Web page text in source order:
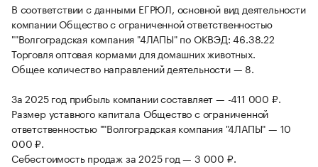
В соответствии с данными ЕГРЮЛ, основной вид деятельности
компании Общество с ограниченной ответственностью
""Волгоградская компания "4ЛАПЫ" по ОКВЭД: 46.38.22
Торговля оптовая кормами для домашних животных.
Общее количество направлений деятельности — 8.
За 2025 год прибыль компании составляет — -411 000 ₽.
Размер уставного капитала Общество с ограниченной
ответственностью ""Волгоградская компания "4ЛАПЫ" — 10
000 ₽.
Себестоимость продаж за 2025 год — 3 000 ₽.